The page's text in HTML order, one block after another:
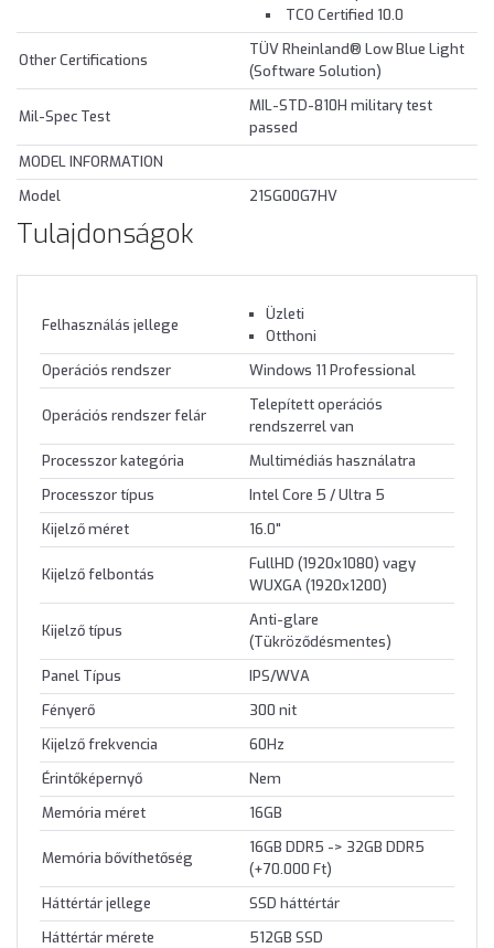
TCO Certified 10.0
Other Certifications
TÜV Rheinland® Low Blue Light
(Software Solution)
Mil-Spec Test
MIL-STD-810H military test
passed
MODEL INFORMATION
Model
21SG00G7HV
Tulajdonságok
Felhasználás jellege
Üzleti
Otthoni
Operációs rendszer
Windows 11 Professional
Operációs rendszer felár
Telepített operációs
rendszerrel van
Processzor kategória
Multimédiás használatra
Processzor típus
Intel Core 5 / Ultra 5
Kijelző méret
16.0"
Kijelző felbontás
FullHD (1920x1080) vagy
WUXGA (1920x1200)
Kijelző típus
Anti-glare
(Tükröződésmentes)
Panel Típus
IPS/WVA
Fényerő
300 nit
Kijelző frekvencia
60Hz
Érintőképernyő
Nem
Memória méret
16GB
Memória bővíthetőség
16GB DDR5 -> 32GB DDR5
(+70.000 Ft)
Háttértár jellege
SSD háttértár
Háttértár mérete
512GB SSD